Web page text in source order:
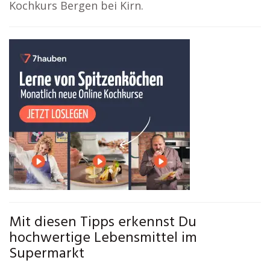
Kochkurs Bergen bei Kirn.
Mit diesen Tipps erkennst Du
hochwertige Lebensmittel im
Supermarkt